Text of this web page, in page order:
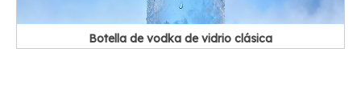
Botella de vodka de vidrio clásica